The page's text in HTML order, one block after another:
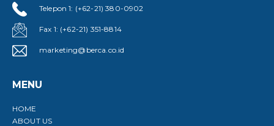
Telepon 1: (+62-21) 380-0902
Fax 1: (+62-21) 351-8814
marketing@berca.co.id
MENU
HOME
ABOUT US